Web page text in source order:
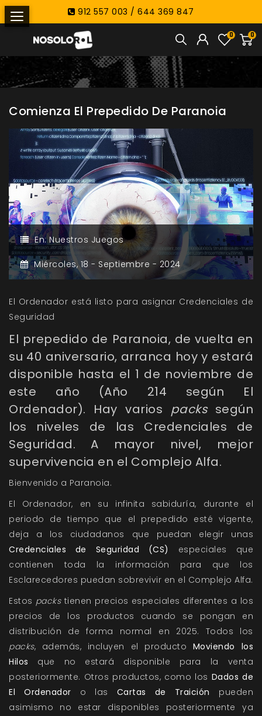
912 557 003 / 644 369 847
0
0
Comienza El Prepedido De Paranoia
En:Nuestros Juegos
Miércoles,18 - Septiembre - 2024
El Ordenador está listo para asignar Credenciales de
Seguridad
El prepedido de Paranoia, de vuelta en
su 40 aniversario, arranca hoy y estará
disponible hasta el 1 de noviembre de
este año (Año 214 según El
Ordenador). Hay varios packssegún
los niveles de las Credenciales de
Seguridad. A mayor nivel, mejor
supervivencia en el Complejo Alfa.
Bienvenido a Paranoia.
El Ordenador, en su infinita sabiduría, durante el
periodo de tiempo que el prepedido esté vigente,
deja a los ciudadanos que puedan elegir unas
Credenciales de Seguridad (CS) especiales que
contienen toda la información para que los
Esclarecedores puedan sobrevivir en el Complejo Alfa.
Estos packstienen precios especiales diferentes a los
precios de los productos cuando se pongan en
distribución de forma normal en 2025. Todos los
packs, además, incluyen el producto Moviendo los
Hilos que no estará disponible para la venta
posteriormente. Otros productos, como los Dados de
El Ordenador o las Cartas de Traición pueden
asimismo no estar disponibles posteriormente ya